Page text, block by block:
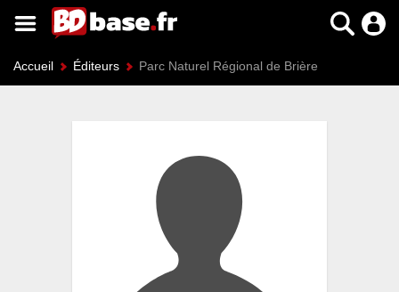
Accueil Éditeurs Parc Naturel Régional de Brière